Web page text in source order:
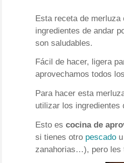
Esta receta de
ingredientes de andar
son saludables.
Fácil de hacer, ligera
aprovechamos todos
Para hacer esta
utilizar los ingredientes
Esto escocina de
si tienes otro pescado
zanahorias…), pero les